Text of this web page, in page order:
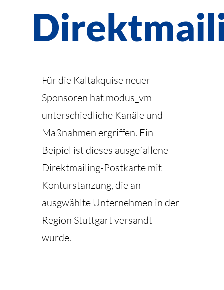
Für die Kaltakquise neuer
Sponsoren hat modus_vm
unterschiedliche Kanäle und
Maßnahmen ergriffen. Ein
Beipiel ist dieses ausgefallene
Direktmailing-Postkarte mit
Konturstanzung, die an
ausgwählte Unternehmen in der
Region Stuttgart versandt
wurde.